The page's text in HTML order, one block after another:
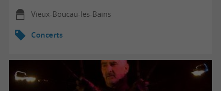
Vieux-Boucau-les-Bains
Concerts